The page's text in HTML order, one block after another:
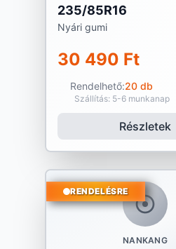
235/85R16
Nyári gumi
30 490 Ft
Rendelhető:20 db
Szállítás: 5-6 munkanap
Részletek
NANKANG
RENDELÉSRE